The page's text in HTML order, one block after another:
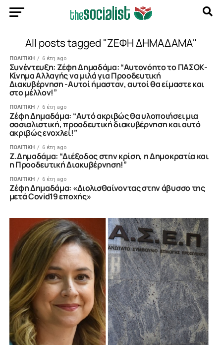
All posts tagged "ΖΕΦΗ ΔΗΜΑΔΑΜΑ"
ΠΟΛΙΤΙΚΗ 6 έτη ago
Συνέντευξη: Ζέφη Δημαδάμα: “Αυτονόητο το ΠΑΣΟΚ-
Κίνημα Αλλαγής να μιλά για Προοδευτική
Διακυβέρνηση -Αυτοί ήμασταν, αυτοί θα είμαστε και
στο μέλλον!”
ΠΟΛΙΤΙΚΗ 6 έτη ago
Zέφη Δημαδάμα: “Αυτό ακριβώς θα υλοποιήσει μια
σοσιαλιστική, προοδευτική διακυβέρνηση και αυτό
ακριβώς ενοχλεί!”
ΠΟΛΙΤΙΚΗ 6 έτη ago
Z.Δημαδάμα: “Διέξοδος στην κρίση, η Δημοκρατία και
η Προοδευτική Διακυβέρνηση!”
ΠΟΛΙΤΙΚΗ 6 έτη ago
Ζέφη Δημαδάμα: «Διολισθαίνοντας στην άβυσσο της
μετά Covid19 εποχής»